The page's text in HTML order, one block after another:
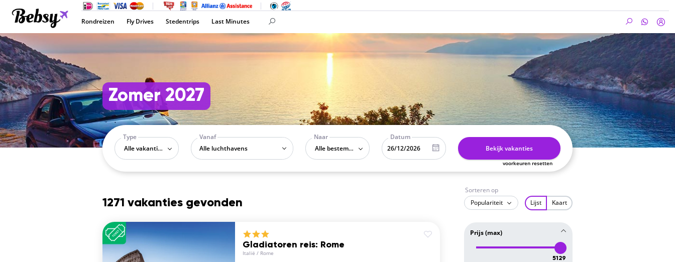
Rondreizen Fly Drives Stedentrips Last Minutes
Zomer 2027
Type
Alle vakantietypes
Vanaf
Naar
Alle bestemmingen
Datum
Bekijk vakanties
voorkeuren resetten
1271 vakanties gevonden
Gladiatoren reis: Rome
Italië / Rome
Sorteren op
Populariteit
Lijst Kaart
Prijs (max)
5129